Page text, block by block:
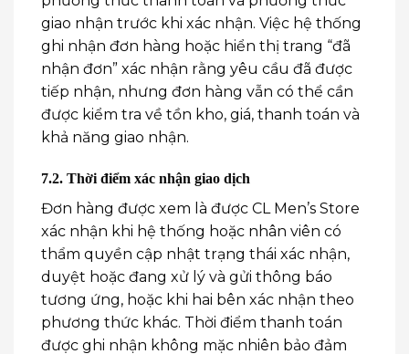
giao nhận trước khi xác nhận. Việc hệ thống
ghi nhận đơn hàng hoặc hiển thị trang “đã
nhận đơn” xác nhận rằng yêu cầu đã được
tiếp nhận, nhưng đơn hàng vẫn có thể cần
được kiểm tra về tồn kho, giá, thanh toán và
khả năng giao nhận.
7.2. Thời điểm xác nhận giao dịch
Đơn hàng được xem là được CL Men’s Store
xác nhận khi hệ thống hoặc nhân viên có
thẩm quyền cập nhật trạng thái xác nhận,
duyệt hoặc đang xử lý và gửi thông báo
tương ứng, hoặc khi hai bên xác nhận theo
phương thức khác. Thời điểm thanh toán
được ghi nhận không mặc nhiên bảo đảm